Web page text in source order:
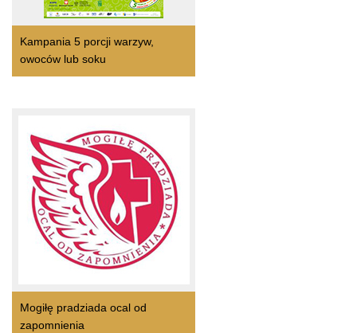
Kampania 5 porcji warzyw,
owoców lub soku
Mogiłę pradziada ocal od
zapomnienia